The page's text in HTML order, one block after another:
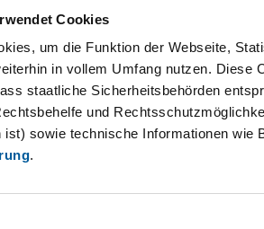
Cookies
um die Funktion der Webseite,
in vollem Umfang nutzen.
staatliche Sicherheitsbehörden
und
ist) sowie technische Informationen wie
.